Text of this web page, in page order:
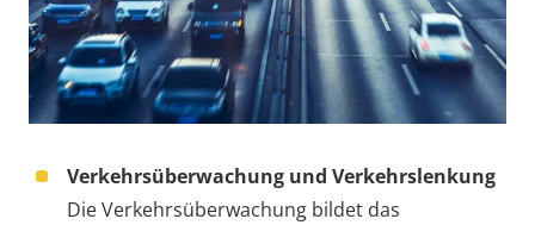
Verkehrsüberwachung und Verkehrslenkung
Die Verkehrsüberwachung bildet das